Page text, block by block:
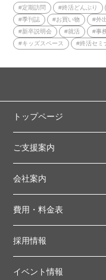
#定期訪問 #終活どんぶり
#季刊誌
#お買い物 #外
#新卒説明会
#就活 #事
#キッズスペース
#終活セミ
トップページ
ご支援案内
会社案内
費用・料金表
採用情報
イベント情報